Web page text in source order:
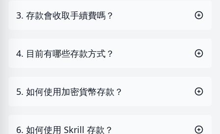
3. 存款會收取手續費嗎？
4. 目前有哪些存款方式？
5. 如何使用加密貨幣存款？
6. 如何使用 Skrill 存款？